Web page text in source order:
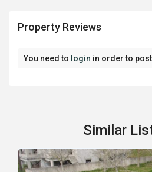
Property Reviews
You need to login in order to
Similar